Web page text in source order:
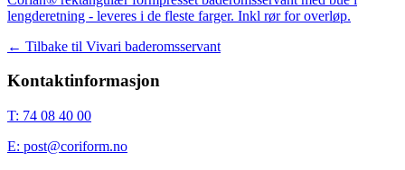
lengderetning - leveres i de fleste farger. Inkl rør for overløp.
← Tilbake til Vivari baderomsservant
Kontaktinformasjon
T: 74 08 40 00
E: post@coriform.no